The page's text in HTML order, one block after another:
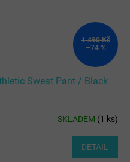
1 490 Kč
–74 %
Sweat Pant / Black
SKLADEM (1 ks)
DETAIL